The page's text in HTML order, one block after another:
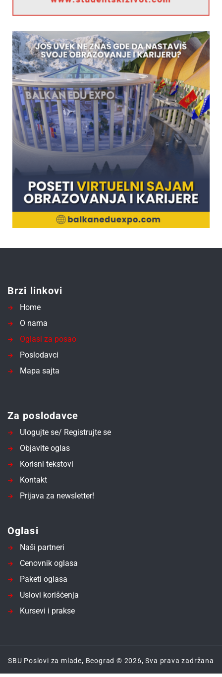
Brzi linkovi
Home
O nama
Oglasi za posao
Poslodavci
Mapa sajta
Za poslodavce
Ulogujte se/ Registrujte se
Objavite oglas
Korisni tekstovi
Kontakt
Prijava za newsletter!
Oglasi
Naši partneri
Cenovnik oglasa
Paketi oglasa
Uslovi korišćenja
Kursevi i prakse
SBU Poslovi za mlade, Beograd © 2026, Sva prava zadržana